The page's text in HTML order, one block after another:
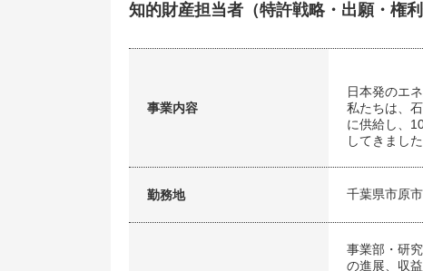
知的財産担当者（特許戦略・出願・権利
事業内容
日本発のエ
私たちは、
に供給し、
してきました
勤務地 千葉県市原市
事業部・研
の進展、収